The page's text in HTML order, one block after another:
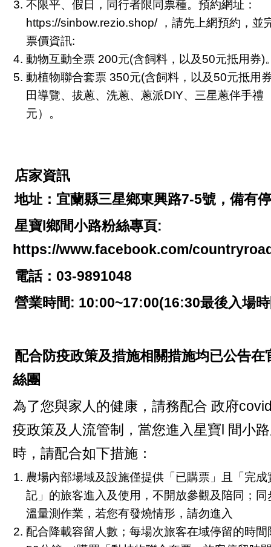
不限平、假日，同行者限同票種。預約網址：
https://sinbow.rezio.shop/，請先上網預約，並
票價資訊:
動物互動全票 200元(含飼料，以及50元抵用券)
動植物聯合套票 350元(含飼料，以及50元抵用
田導覽、拔蔥、洗蔥、蔥派DIY、三星蔥伴手禮
元）。
店家資訊
地址：宜蘭縣三星鄉東興路7-5號，備有
星寶l鄉間小路粉絲專頁:
https://www.facebook.com/
電話：03-9891048
營業時間: 10:00~17:00(16:30最後入場
配合防疫政策及措施相關措施均已公告在
絲團
為了您與家人的健康，請務配合 政府
疫政策及人流管制，當您進入星寶l 間小
時，請配合如下措施：
農場內部場域及設施僅提供「已購票」且「完成
記」的旅客進入及使用，不開放參觀及陪同；同
溫量測作業，若您有發燒情形，請勿進入
配合降載容留人數；每場次旅客在域停留的時間